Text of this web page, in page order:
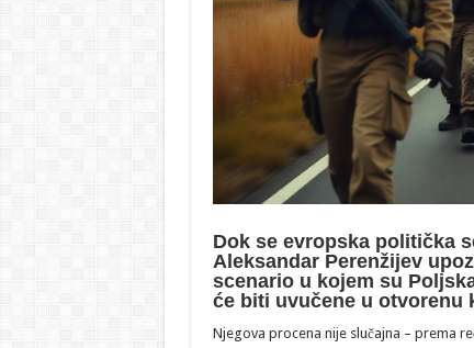
Dok se evropska politička
Aleksandar Perenžijev
scenario u kojem su
će biti uvučene u otvorenu
Njegova procena nije slučajna – prema